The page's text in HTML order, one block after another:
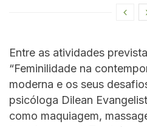
Entre as atividades
“Feminilidade na
moderna e os seus
psicóloga Dilean
como maquiagem,